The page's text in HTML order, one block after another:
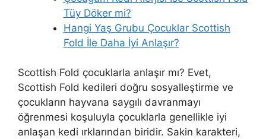
Tüy Döker mi?
Hangi Yaş Grubu Çocuklar Scottish
Fold İle Daha İyi Anlaşır?
Scottish Fold çocuklarla anlaşır mı? Evet,
Scottish Fold kedileri doğru sosyalleştirme ve
çocukların hayvana saygılı davranmayı
öğrenmesi koşuluyla çocuklarla genellikle iyi
anlaşan kedi ırklarından biridir. Sakin karakteri,